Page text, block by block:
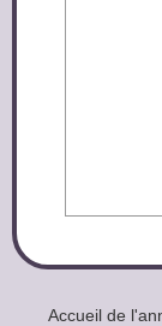
Accueil de